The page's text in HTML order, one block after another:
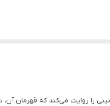
را روایت می‌کند که قهرمان آن،